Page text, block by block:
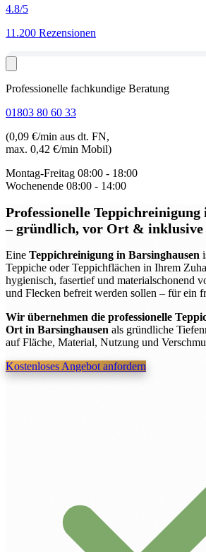
4.8/5
11.200 Rezensionen
Professionelle fachkundige Beratung
01803 80 60 33
(0,09 €/min aus dt. FN,
max. 0,42 €/min Mobil)
Montag-Freitag 08:00 - 18:00
Wochenende 08:00 - 14:00
Professionelle Teppichreinigung
– gründlich, vor Ort & inklusive
Eine Teppichreinigung in Barsinghausen
Teppiche oder Teppichflächen in Ihrem
hygienisch, fasertief und materialschonend
und Flecken befreit werden sollen – für ein
Wir übernehmen die professionelle
Ort in Barsinghausen als gründliche
auf Fläche, Material, Nutzung und
Kostenloses Angebot anfordern